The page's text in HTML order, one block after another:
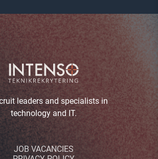
leaders and specialists in
technology and IT.
JOB VACANCIES